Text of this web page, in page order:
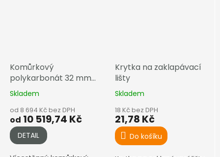
Komůrkový
polykarbonát 32 mm
čirá
Skladem
od 8 694 Kč bez DPH
od 10 519,74 Kč
DETAIL
Krytka na zaklapávací
lišty
Skladem
18 Kč bez DPH
21,78 Kč
Do košíku